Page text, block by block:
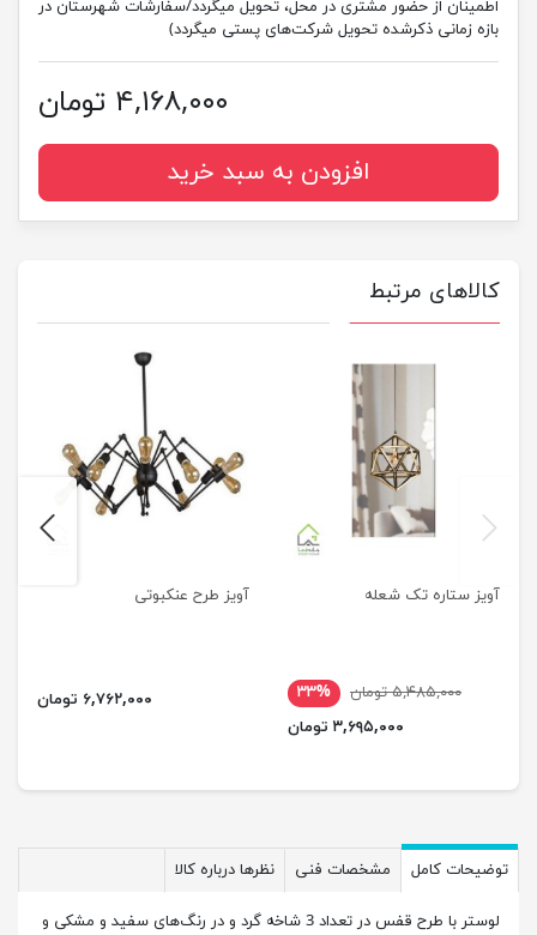
اطمینان از حضور مشتری در محل، تحویل میگردد/سفارشات شهرستان در
بازه زمانی ذکرشده تحویل شرکت‌های پستی میگردد)
۴,۱۶۸,۰۰۰ تومان
افزودن به سبد خرید
کالاهای مرتبط
آویز ستاره تک شعله
۵,۴۸۵,۰۰۰ تومان
۳۳%
۳,۶۹۵,۰۰۰ تومان
آویز طرح عنکبوتی
۶,۷۶۲,۰۰۰ تومان
previus
توضیحات کامل مشخصات فنی نظرها درباره کالا
لوستر با طرح قفس در تعداد 3 شاخه گرد و در رنگ‌های سفید و مشکی و